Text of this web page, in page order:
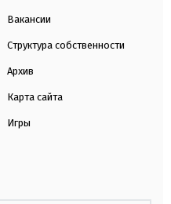
Вакансии
Структура собственности
Архив
Карта сайта
Игры